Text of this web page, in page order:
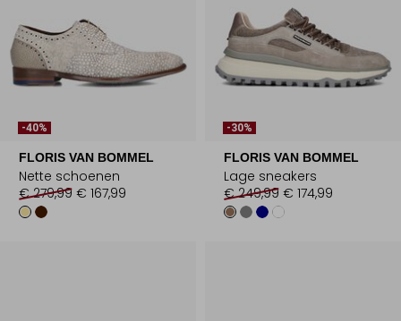
-40%
FLORIS VAN BOMMEL
Nette schoenen
€ 279,99 € 167,99
-30%
FLORIS VAN BOMMEL
Lage sneakers
€ 249,99 € 174,99